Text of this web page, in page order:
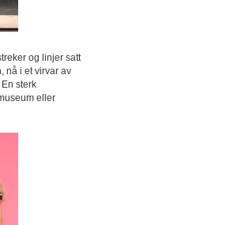
og linjer satt
nå i et virvar av
sterk
eller